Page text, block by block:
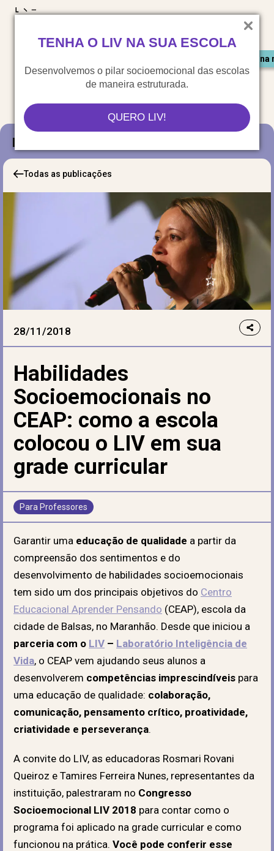
TENHA O LIV NA SUA ESCOLA
Desenvolvemos o pilar socioemocional das escolas
de maneira estruturada.
QUERO LIV!
Saiu
Blog
Todas as publicações
28/11/2018
Habilidades
Socioemocionais no
CEAP: como a escola
colocou o LIV em sua
grade curricular
Para Professores
Garantir uma educação de qualidade a partir da
compreensão dos sentimentos e do
desenvolvimento de habilidades socioemocionais
tem sido um dos principais objetivos do Centro
Educacional Aprender Pensando (CEAP), escola da
cidade de Balsas, no Maranhão. Desde que iniciou a
parceria com o LIV – Laboratório Inteligência de
Vida, o CEAP vem ajudando seus alunos a
desenvolverem competências imprescindíveis para
uma educação de qualidade: colaboração,
comunicação, pensamento crítico, proatividade,
criatividade e perseverança.
A convite do LIV, as educadoras Rosmari Rovani
Queiroz e Tamires Ferreira Nunes, representantes da
instituição, palestraram no Congresso
Socioemocional LIV 2018 para contar como o
programa foi aplicado na grade curricular e como
funcionou na prática. Você pode conferir esse